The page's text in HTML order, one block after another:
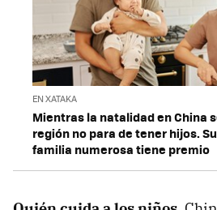
EN XATAKA
Mientras la natalidad en China
región no para de tener hijos.
familia numerosa tiene premio